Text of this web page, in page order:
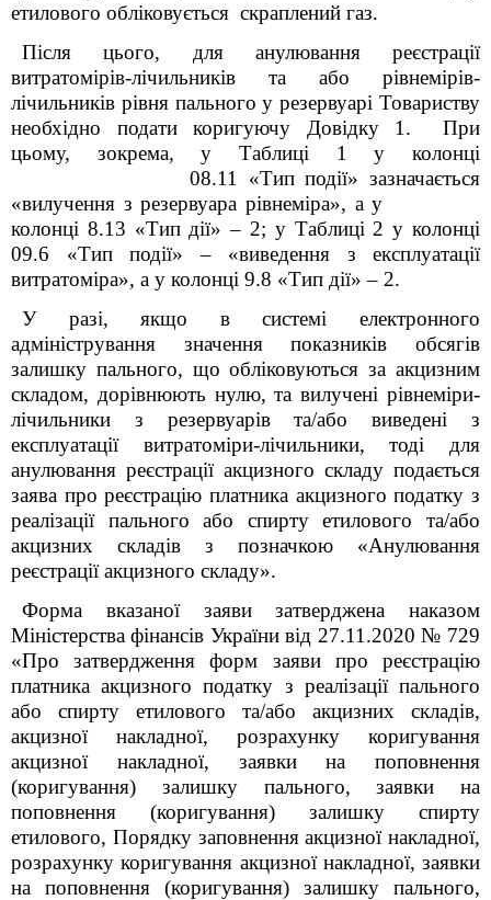
етилового обліковується скраплений газ.
Після цього, для анулювання реєстрації
витратомірів-лічильників та або рівнемірів-
лічильників рівня пального у резервуарі Товариству
необхідно подати коригуючу Довідку 1. При
цьому, зокрема, у Таблиці 1 у колонці
08.11 «Тип події» зазначається
«вилучення з резервуара рівнеміра», а у
колонці 8.13 «Тип дії» – 2; у Таблиці 2 у колонці
09.6 «Тип події» – «виведення з експлуатації
витратоміра», а у колонці 9.8 «Тип дії» – 2.
У разі, якщо в системі електронного
адміністрування значення показників обсягів
залишку пального, що обліковуються за акцизним
складом, дорівнюють нулю, та вилучені рівнеміри-
лічильники з резервуарів та/або виведені з
експлуатації витратоміри-лічильники, тоді для
анулювання реєстрації акцизного складу подається
заява про реєстрацію платника акцизного податку з
реалізації пального або спирту етилового та/або
акцизних складів з позначкою «Анулювання
реєстрації акцизного складу».
Форма вказаної заяви затверджена наказом
Міністерства фінансів України від 27.11.2020 № 729
«Про затвердження форм заяви про реєстрацію
платника акцизного податку з реалізації пального
або спирту етилового та/або акцизних складів,
акцизної накладної, розрахунку коригування
акцизної накладної, заявки на поповнення
(коригування) залишку пального, заявки на
поповнення (коригування) залишку спирту
етилового, Порядку заповнення акцизної накладної,
розрахунку коригування акцизної накладної, заявки
на поповнення (коригування) залишку пального,